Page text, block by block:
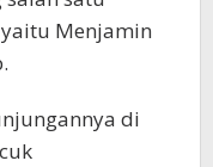
Menjamin
di